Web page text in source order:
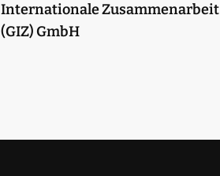
Internationale Zusammenarbeit
(GIZ) GmbH